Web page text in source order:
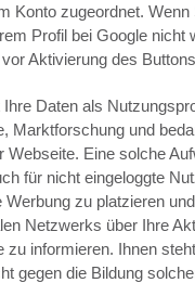
Konto zugeordnet. Wenn
Profil bei Google nicht
Aktivierung des
Daten als
Marktforschung und
Webseite. Eine solche
für nicht eingeloggte
Werbung zu platzieren
Netzwerks über Ihre
zu informieren. Ihnen
gegen die Bildung